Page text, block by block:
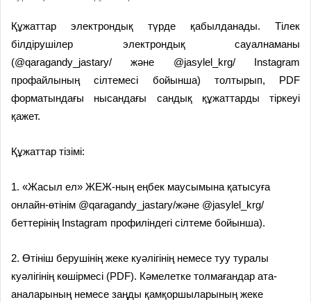
Құжаттар электрондық түрде қабылданады. Тілек
білдірушілер электрондық сауалнаманы
(@qaragandy_jastary/ және @jasylel_krg/Instagram
профайлының сілтемесі бойынша) толтырып, PDF
форматындағы нысандағы сандық құжаттарды тіркеуі
қажет.
Құжаттар тізімі:
1. «Жасыл ел» ЖЕЖ-ның еңбек маусымына қатысуға
онлайн-өтінім @qaragandy_jastary/және @jasylel_krg/
беттерінің Instagram профиліндегі сілтеме бойынша).
2. Өтініш берушінің жеке куәлігінің немесе туу туралы
куәлігінің көшірмесі (PDF). Кәмелетке толмағандар ата-
аналарының немесе заңды қамқоршыларының жеке